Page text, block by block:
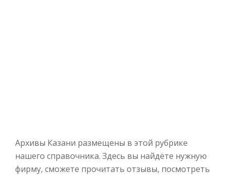
Архивы Казани размещены в этой рубрике
нашего справочника. Здесь вы найдёте нужную
фирму, сможете прочитать отзывы, посмотреть